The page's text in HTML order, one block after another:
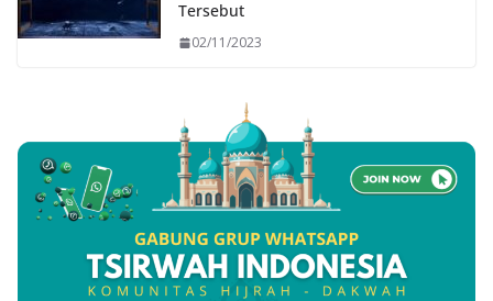
Tersebut
02/11/2023